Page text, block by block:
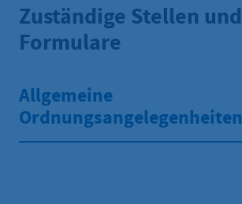
Zuständige Stellen und
Formulare
Allgemeine
Ordnungsangelegenheiten